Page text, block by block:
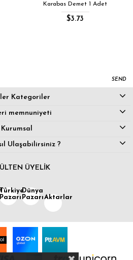
Karabas Demet 1 Adet
$3.73
SEND
Kategoriler
memnuniyeti
Kurumsal
Ulaşabilirsiniz ?
ÜYELİK
TürkiyeDünya
PazarıAktarlar